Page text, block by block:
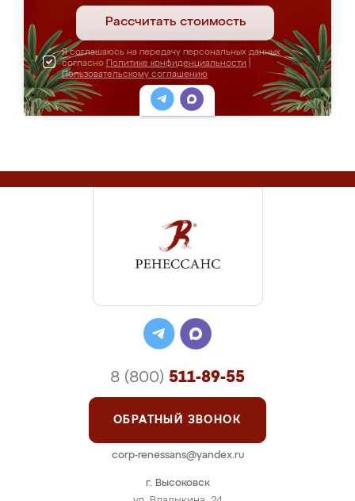
Рассчитать стоимость
Я соглашаюсь на передачу персональных данных
согласно Политике конфиденциальности
Пользовательскому соглашению
г. Высоковск
8 (800) 511-89-55
ОБРАТНЫЙ ЗВОНОК
corp-renessans@yandex.ru